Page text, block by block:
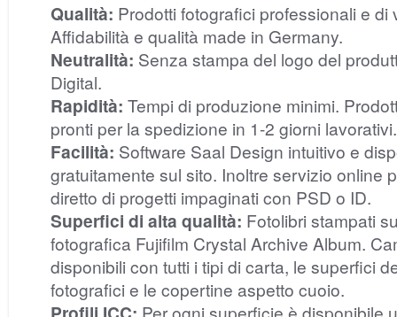
Qualità: Prodotti fotografici professionali e di
Affidabilità e qualità made in Germany.
Neutralità: Senza stampa del logo del
Digital.
Rapidità: Tempi di produzione minimi.
pronti per la spedizione in 1-2 giorni lavorativi.
Facilità: Software Saal Design intuitivo e
gratuitamente sul sito. Inoltre servizio online
diretto di progetti impaginati con PSD o ID.
Superfici di alta qualità: Fotolibri stampati
fotografica Fujifilm Crystal Archive Album.
disponibili con tutti i tipi di carta, le superfici
fotografici e le copertine aspetto cuoio.
Per ogni superficie è disponibile